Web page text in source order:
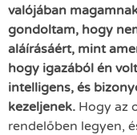
valójában
gondoltam, hogy
aláírásáért, mint
hogy igazából én
intelligens, és
kezeljenek. Hogy az
rendelőben legyen,